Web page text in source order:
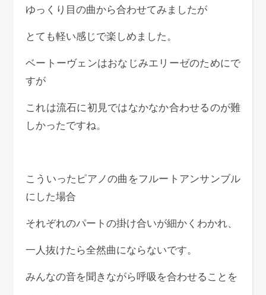
ゆっくり目の曲から合わせてみましたが
とても軽い感じで楽しめました。
ベートーヴェンはおなじみエリーゼのためにで
すが
これは流石に初見ではなかなか合わせるのが難
しかったですね。
こういったピアノの曲をフルートアンサンブル
にした場合
それぞれのパートの掛け合いが細かくわかれ、
一人抜けたら全然曲にならないです。
みんなの音を聞きながら呼吸を合わせることを